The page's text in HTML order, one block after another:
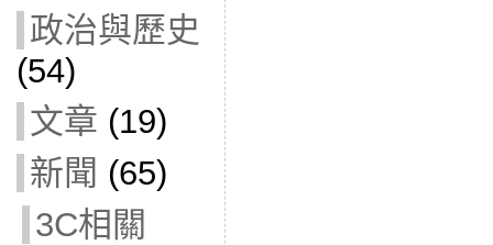
政治與歷史
(54)
文章 (19)
新聞 (65)
3C相關